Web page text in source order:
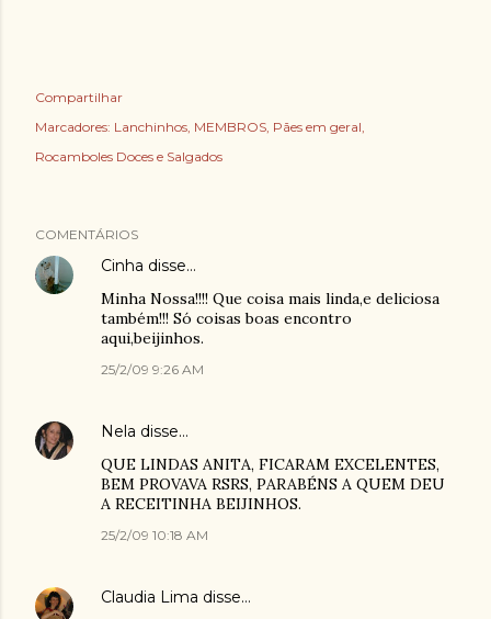
Compartilhar
Marcadores: Lanchinhos MEMBROS Pães em geral
Rocamboles Doces e Salgados
COMENTÁRIOS
Cinha disse…
Minha Nossa!!!! Que coisa mais linda,e deliciosa
também!!! Só coisas boas encontro
aqui,beijinhos.
25/2/09 9:26 AM
Nela disse…
QUE LINDAS ANITA, FICARAM EXCELENTES,
BEM PROVAVA RSRS, PARABÉNS A QUEM DEU
A RECEITINHA BEIJINHOS.
25/2/09 10:18 AM
Claudia Lima disse…